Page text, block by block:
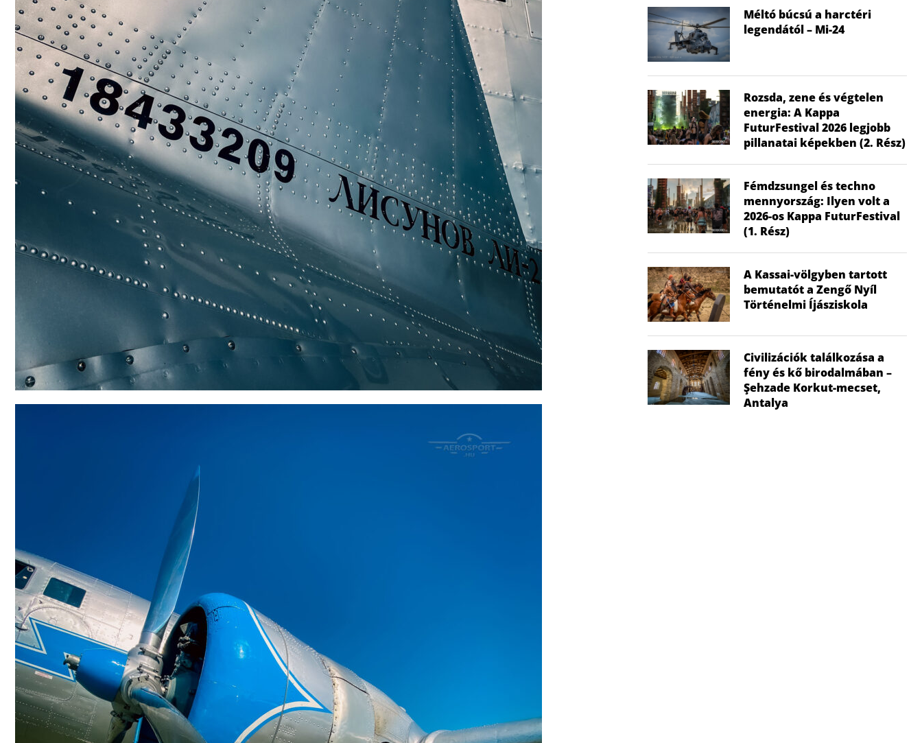
Méltó búcsú a harctéri
legendától – Mi-24
Rozsda, zene és végtelen
energia: A Kappa
FuturFestival 2026 legjobb
pillanatai képekben (2. Rész)
Fémdzsungel és techno
mennyország: Ilyen volt a
2026-os Kappa FuturFestival
(1. Rész)
A Kassai-völgyben tartott
bemutatót a Zengő Nyíl
Történelmi Íjásziskola
Civilizációk találkozása a
fény és kő birodalmában –
Şehzade Korkut-mecset,
Antalya